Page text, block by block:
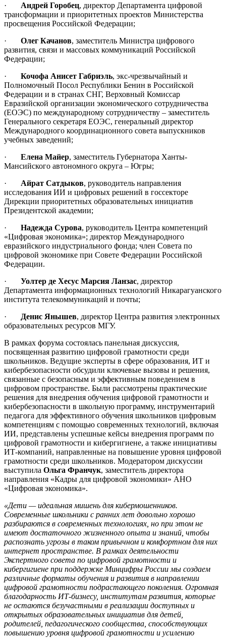
· Андрей Горобец, директор Департамента цифровой
трансформации и приоритетных проектов Министерства
просвещения Российской Федерации;
· Олег Качанов, заместитель Министра цифрового
развития, связи и массовых коммуникаций Российской
Федерации;
· Кочофа Анисет Габриэль, экс-чрезвычайный и
Полномочный Посол Республики Бенин в Российской
Федерации и в странах СНГ, Верховный Комиссар
Евразийской организации экономического сотрудничества
(ЕОЭС) по международному сотрудничеству – заместитель
Генерального секретаря ЕОЭС, генеральный директор
Международного координационного совета выпускников
учебных заведений;
· Елена Майер, заместитель Губернатора Ханты-
Мансийского автономного округа – Югры;
· Айрат Сатдыков, руководитель направления
исследования ИИ и цифровых решений в госсекторе
Дирекции приоритетных образовательных инициатив
Президентской академии;
· Надежда Сурова, руководитель Центра компетенций
«Цифровая экономика»; директор Международного
евразийского индустриального фонда; член Совета по
цифровой экономике при Совете Федерации Российской
Федерации.
· Уолтер де Хесус Марсия Ланзас, директор
Департамента информационных технологий Никарагуанского
института телекоммуникаций и почты;
·
Денис Янышев, директор Центра развития электронных
образовательных ресурсов МГУ.
В рамках форума состоялась панельная дискуссия,
посвященная развитию цифровой грамотности среди
школьников. Ведущие эксперты в сфере образования, ИТ и
кибербезопасности обсудили ключевые вызовы и решения,
связанные с безопасным и эффективным поведением в
цифровом пространстве. Были рассмотрены практические
решения для внедрения обучения цифровой грамотности и
кибербезопасности в школьную программу, инструментарий
педагога для эффективного обучения школьников цифровым
компетенциям с помощью современных технологий, включая
ИИ, представлены успешные кейсы внедрения программ по
цифровой грамотности и кибергигиене, а также инициативы
ИТ-компаний, направленные на повышение уровня цифровой
грамотности среди школьников. Модератором дискуссии
выступила Ольга Франчук, заместитель директора
направления «Кадры для цифровой экономики» АНО
«Цифровая экономика».
«Дети — идеальная мишень для кибермошенников.
Современные школьники с ранних лет довольно хорошо
разбираются в современных технологиях, но при этом не
имеют достаточного жизненного опыта и знаний, чтобы
распознать угрозы в таком привычном и комфортном для них
интернет пространстве. В рамках деятельности
Экспертного совета по цифровой грамотности и
кибергигиене при поддержке Минцифры России мы создаем
различные форматы обучения и развития в направлении
цифровой грамотности подрастающего поколения. Огромная
благодарность ИТ-бизнесу, институтам развития, которые
не остаются безучастными в реализации доступных и
открытых образовательных инициатив для детей,
родителей, педагогического сообщества, способствующих
повышению уровня цифровой грамотности и усилению